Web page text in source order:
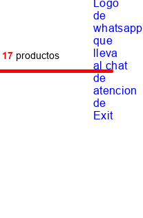
17 productos